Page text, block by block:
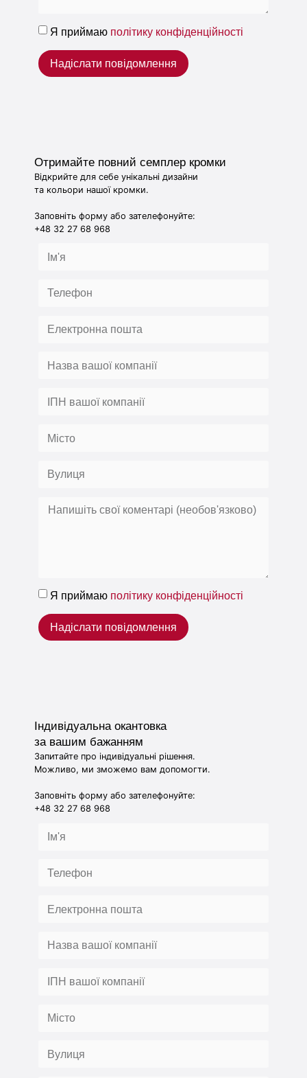
Я приймаю політику конфіденційності
Надіслати повідомлення
Отримайте повний семплер кромки
Відкрийте для себе унікальні дизайни
та кольори нашої кромки.
Заповніть форму або зателефонуйте:
+48 32 27 68 968
Я приймаю політику конфіденційності
Надіслати повідомлення
Індивідуальна окантовка
за вашим бажанням
Запитайте про індивідуальні рішення.
Можливо, ми зможемо вам допомогти.
Заповніть форму або зателефонуйте:
+48 32 27 68 968